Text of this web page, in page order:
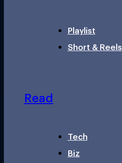
Playlist
Short & Reels
Read
Tech
Biz